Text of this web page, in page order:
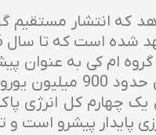
سه سال آینده
یک چهارم کل انرژی
زباله های تولید شده توسط اعضای گروه قابل